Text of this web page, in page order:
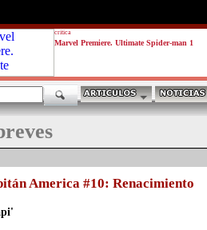
critica
Marvel Premiere. Ultimate Spider-man 1
America #10: Renacimiento